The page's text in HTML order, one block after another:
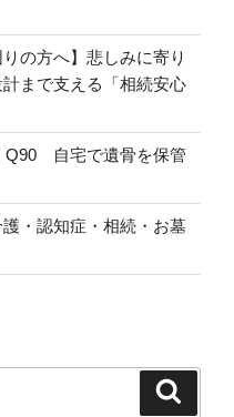
の方へ】悲しみに寄り
まで支える「相続安心
Q90 自宅で遺骨を保管
護・認知症・相続・お墓